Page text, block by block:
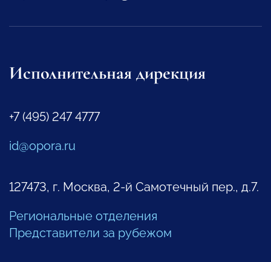
Исполнительная дирекция
+7 (495) 247 4777
id@opora.ru
127473, г. Москва, 2-й Самотечный пер., д.7.
Региональные отделения
Представители за рубежом